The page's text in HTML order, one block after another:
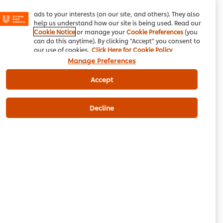
مین کورس مشرق وسطی رمضان انڈے
قوتِ مدافعت بڑھانے والے کھانے
Be the first to review.
ads to your interests (on our site, and others). They also
help us understand how our site is being used. Read our
Cookie Noticeor manage yourCookie Preferences(you
can do this anytime). By clicking "Accept" you consent to
our use of cookies. Click Here for Cookie Policy
Manage Preferences
Decline
Accept